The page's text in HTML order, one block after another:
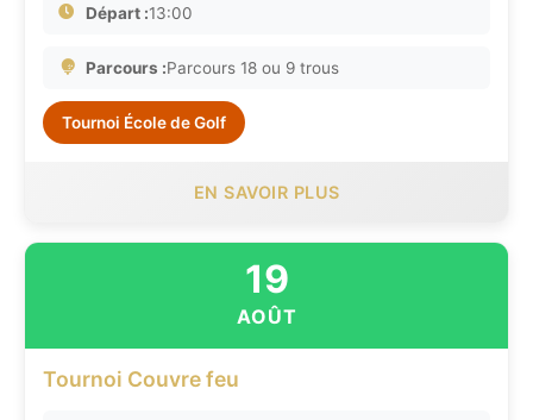
Départ :13:00
Parcours :Parcours 18 ou 9 trous
Tournoi École de Golf
EN SAVOIR PLUS
19
AOÛT
Tournoi Couvre feu